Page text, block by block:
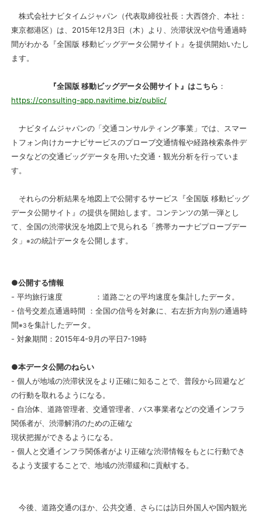
採用情報
株式会社ナビタイムジャパン（代表取締役社長：大西啓介、本社：
東京都港区）は、2015年12月3日（木）より、渋滞状況や信号通過時
間がわかる『全国版 移動ビッグデータ公開サイト』を提供開始いたし
ます。
『全国版 移動ビッグデータ公開サイト』 はこちら ：
https://consulting-app.navitime.biz/public/
ナビタイムジャパンの「交通コンサルティング事業」では、スマー
トフォン向けカーナビサービスのプローブ交通情報や経路検索条件デ
ータなどの交通ビッグデータを用いた交通・観光分析を行っていま
す。
それらの分析結果を地図上で公開するサービス『全国版 移動ビッグ
データ公開サイト』の提供を開始します。コンテンツの第一弾とし
て、全国の渋滞状況を地図上で見られる「携帯カーナビプローブデー
タ」※2の統計データを公開します。
●公開する情報
- 平均旅行速度 ：道路ごとの平均速度を集計したデータ。
- 信号交差点通過時間 ：全国の信号を対象に、右左折方向別の通過時
間※3を集計したデータ。
- 対象期間：2015年4-9月の平日7-19時
●本データ公開のねらい
- 個人が地域の渋滞状況をより正確に知ることで、普段から回避など
の行動を取れるようになる。
- 自治体、道路管理者、交通管理者、バス事業者などの交通インフラ
関係者が、渋滞解消のための正確な
現状把握ができるようになる。
- 個人と交通インフラ関係者がより正確な渋滞情報をもとに行動でき
るよう支援することで、地域の渋滞緩和に貢献する。
今後、道路交通のほか、公共交通、さらには訪日外国人や国内観光